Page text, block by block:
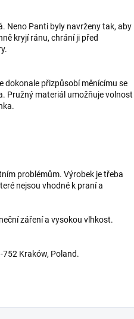
Neno Panti byly navrženy tak, aby
kryjí ránu, chrání ji před
dokonale přizpůsobí měnícímu se
Pružný materiál umožňuje volnost
problémům. Výrobek je třeba
nejsou vhodné k praní a
záření a vysokou vlhkost.
752 Kraków, Poland.